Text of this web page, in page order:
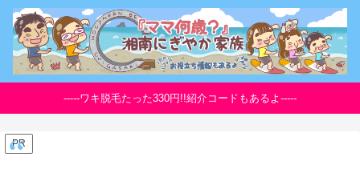
-----ワキ脱毛たった330円!!紹介コードもあるよ-----
PR